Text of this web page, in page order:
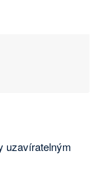
uzavíratelným